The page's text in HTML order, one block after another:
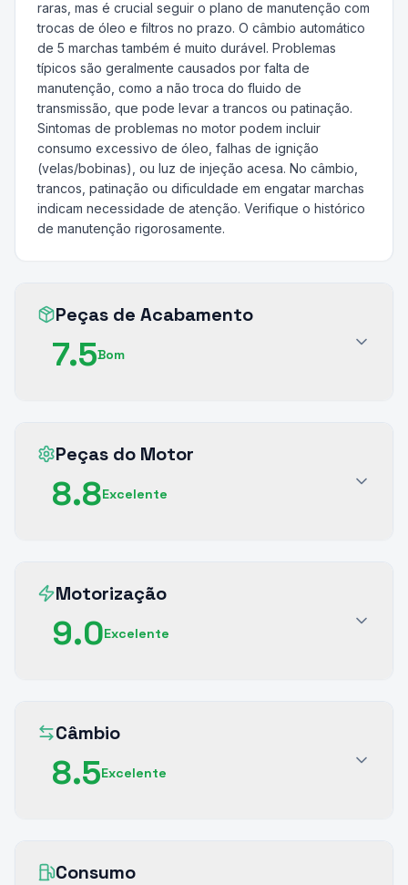
raras, mas é crucial seguir o plano de manutenção com
trocas de óleo e filtros no prazo. O câmbio automático
de 5 marchas também é muito durável. Problemas
típicos são geralmente causados por falta de
manutenção, como a não troca do fluido de
transmissão, que pode levar a trancos ou patinação.
Sintomas de problemas no motor podem incluir
consumo excessivo de óleo, falhas de ignição
(velas/bobinas), ou luz de injeção acesa. No câmbio,
trancos, patinação ou dificuldade em engatar marchas
indicam necessidade de atenção. Verifique o histórico
de manutenção rigorosamente.
Peças de Acabamento
7.5Bom
Peças do Motor
8.8Excelente
Motorização
9.0Excelente
Câmbio
8.5Excelente
Consumo